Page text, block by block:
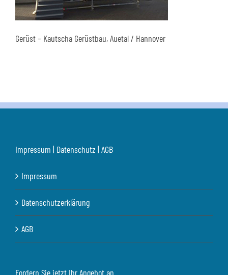
Gerüst – Kautscha Gerüstbau, Auetal / Hannover
Impressum | Datenschutz | AGB
Impressum
Datenschutzerklärung
AGB
Fordern Sie jetzt Ihr Angebot an